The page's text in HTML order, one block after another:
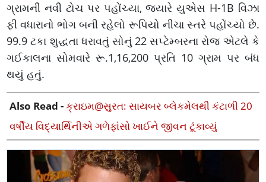
ગ્રામની નવી ટોચ પર પહોંચ્યા, જ્યારે યુએસ H-1B વિઝા
ફી વધારાનો ભોગ બની રહેલો રૂપિયો નીચા સ્તરે પહોંચ્યો છે.
99.9 ટકા શુદ્ધતા ધરાવતું સોનું 22 સપ્ટેમ્બરના રોજ એટલે કે
ગઈકાલના સોમવારે રૂ.1,16,200 પ્રતિ 10 ગ્રામ પર બંધ
થયું હતું.
Also Read -ક્રાઇમ@સુરત: સાયબર બ્લેકમેલથી કંટાળી 20
વર્ષીય વિદ્યાર્થિનીએ ગળેફાંસો ખાઈને જીવન ટૂંકાવ્યું